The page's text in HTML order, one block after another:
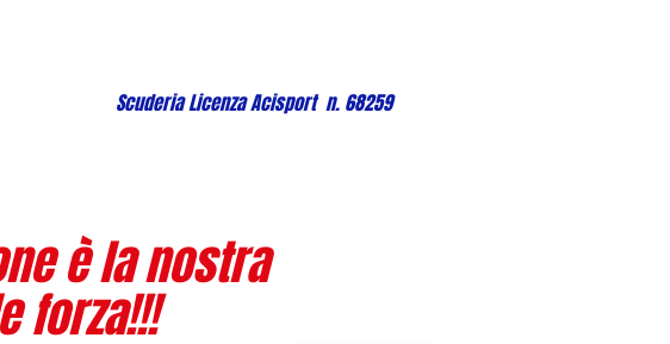
Scuderia Licenza Acisport n. 68259
è la nostra
forza!!!